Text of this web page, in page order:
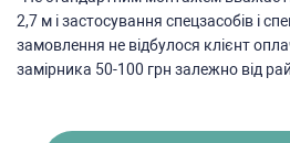
2,7 м і застосування спецзасобів і
замовлення не відбулося клієнт
замірника 50-100 грн залежно від